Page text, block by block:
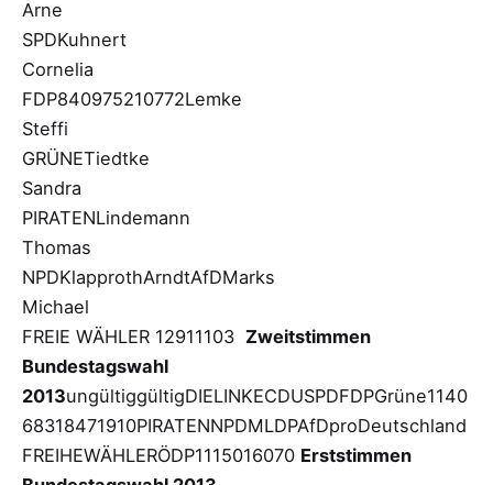
Arne
SPDKuhnert
Cornelia
FDP840975210772Lemke
Steffi
GRÜNETiedtke
Sandra
PIRATENLindemann
Thomas
NPDKlapprothArndtAfDMarks
Michael
FREIE WÄHLER 12911103 Zweitstimmen
Bundestagswahl
2013ungültiggültigDIELINKECDUSPDFDPGrüne1140
68318471910PIRATENNPDMLDPAfDproDeutschland
FREIHEWÄHLERÖDP1115016070 Erststimmen